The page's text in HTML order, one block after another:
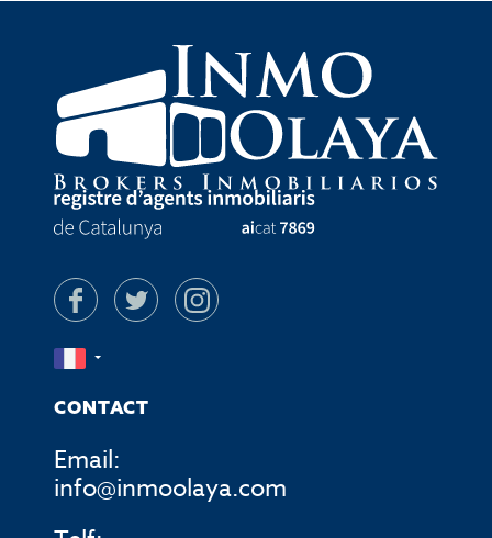
CONTACT
Email:
info@inmoolaya.com